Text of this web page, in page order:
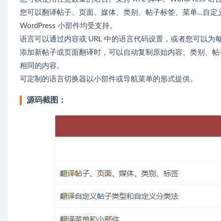
您可以翻译帖子、页面、媒体、类别、帖子标签、菜单…自
WordPress 小部件均受支持。
语言可以通过内容或 URL 中的语言代码设置，或者您可以为
添加新帖子或页面翻译时，可以自动复制原始内容、类别、
相同的内容。
可定制的语言切换器以小部件或导航菜单的形式提供。
源码截图：